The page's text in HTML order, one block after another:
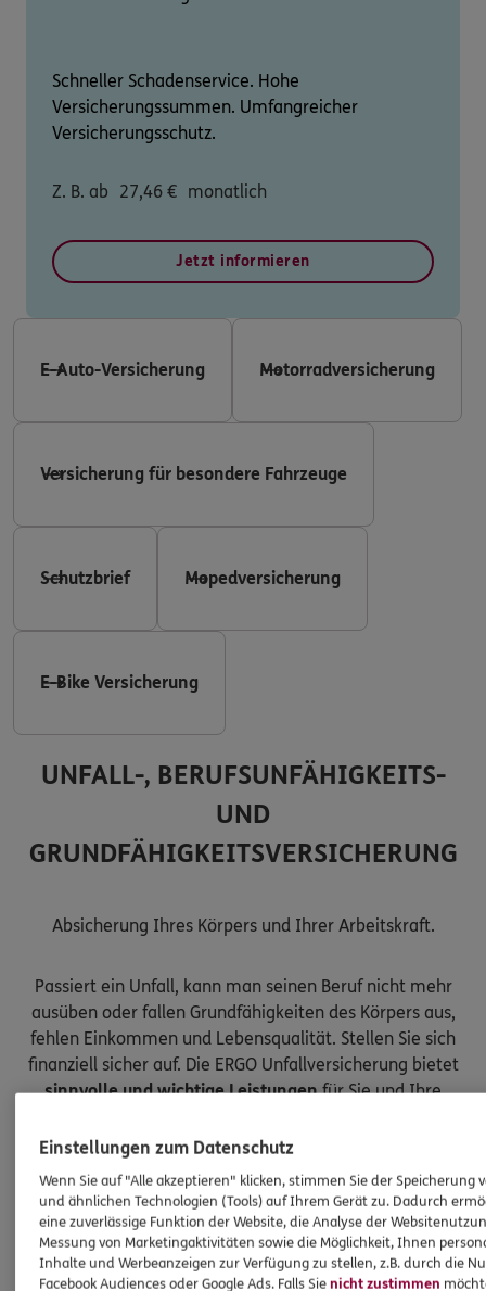
Schneller Schadenservice. Hohe
Versicherungssummen. Umfangreicher
Versicherungsschutz.
Z. B. ab 27,46 € monatlich
Jetzt informieren
E-Auto-Versicherung Motorradversicherung
Versicherung für besondere Fahrzeuge
Schutzbrief Mopedversicherung
E-Bike Versicherung
UNFALL-, BERUFSUNFÄHIGKEITS-
UND
GRUNDFÄHIGKEITSVERSICHERUNG
Absicherung Ihres Körpers und Ihrer Arbeitskraft.
Passiert ein Unfall, kann man seinen Beruf nicht mehr
ausüben oder fallen Grundfähigkeiten des Körpers aus,
fehlen Einkommen und Lebensqualität. Stellen Sie sich
finanziell sicher auf. Die ERGO Unfallversicherung bietet
sinnvolle und wichtige Leistungenfür Sie und Ihre
Einstellungen zum Datenschutz
Wenn Sie auf "Alle akzeptieren" klicken, stimmen Sie der Speicherung
und ähnlichen Technologien (Tools) auf Ihrem Gerät zu. Dadurch
eine zuverlässige Funktion der Website, die Analyse der
Messung von Marketingaktivitäten sowie die Möglichkeit, Ihnen
Inhalte und Werbeanzeigen zur Verfügung zu stellen, z.B. durch die
Facebook Audiences oder Google Ads. Falls Sienicht zustimmen